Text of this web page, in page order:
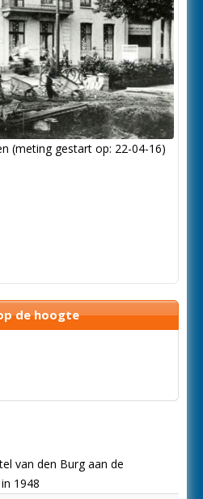
(meting gestart op: 22-04-16)
de hoogte
van den Burg aan de
1948